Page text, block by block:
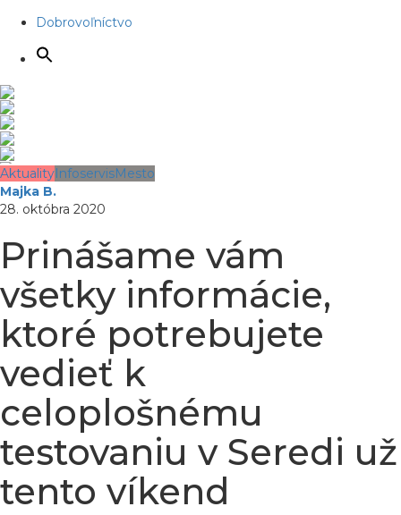
Dobrovoľníctvo
Aktuality InfoservisMesto
Majka B.
28. októbra 2020
Prinášame vám
všetky informácie,
ktoré potrebujete
vedieť k
celoplošnému
testovaniu v Seredi už
tento víkend